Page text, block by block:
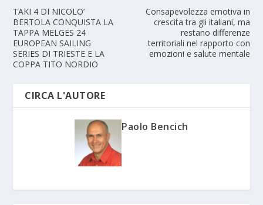
TAKI 4 DI NICOLO’
BERTOLA CONQUISTA LA
TAPPA MELGES 24
EUROPEAN SAILING
SERIES DI TRIESTE E LA
COPPA TITO NORDIO
Consapevolezza emotiva in
crescita tra gli italiani, ma
restano differenze
territoriali nel rapporto con
emozioni e salute mentale
CIRCA L'AUTORE
Paolo Bencich